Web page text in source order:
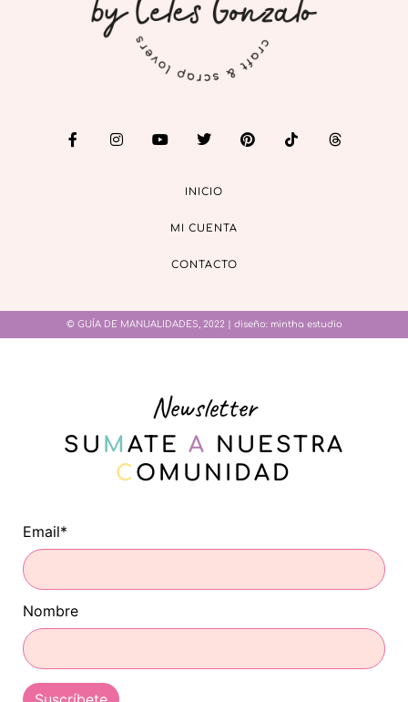
INICIO
MI CUENTA
CONTACTO
© GUÍA DE MANUALIDADES, 2022 | diseño: mintha estudio
Newsletter
SU M ATE A NUESTRA
C OMUNIDAD
Email*
Nombre